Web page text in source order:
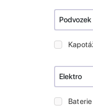
Elektro
Baterie